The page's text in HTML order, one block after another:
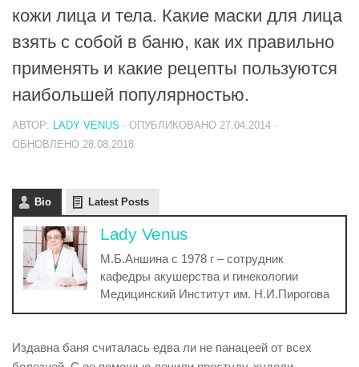
кожи лица и тела. Какие маски для лица
взять с собой в баню, как их правильно
применять и какие рецепты пользуются
наибольшей популярностью.
АВТОР: LADY VENUS · ОПУБЛИКОВАНО 27.04.2014 ·
ОБНОВЛЕНО 28.08.2018
Bio Latest Posts
Lady Venus
М.Б.Аншина с 1978 г – сотрудник
кафедры акушерства и гинекологии
Медицинский Институт им. Н.И.Пирогова
Издавна баня считалась едва ли не панацеей от всех